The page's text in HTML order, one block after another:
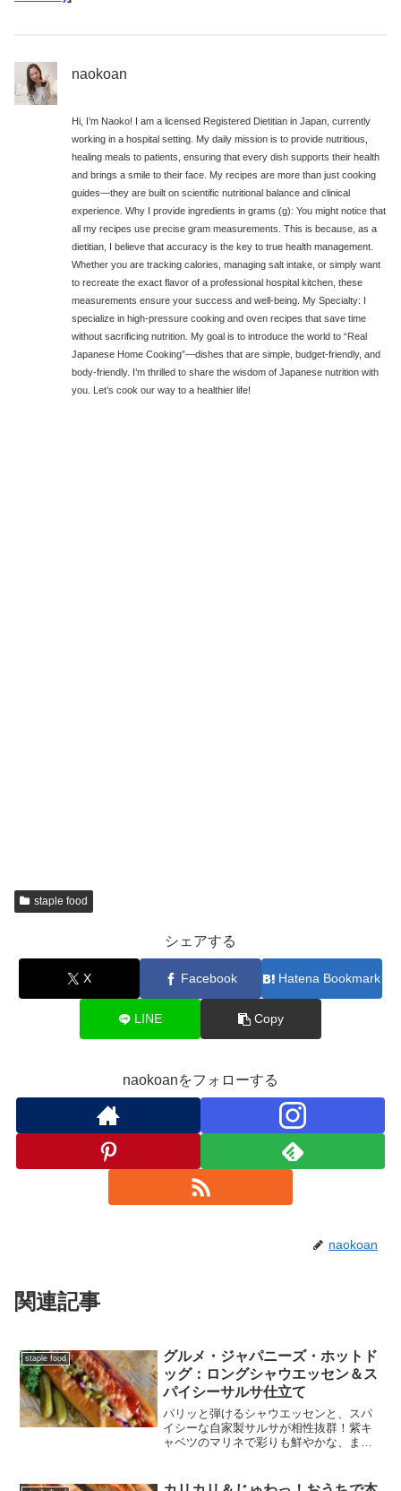
naokoan
Hi, I’m Naoko! I am a licensed Registered Dietitian in Japan, currently
working in a hospital setting. My daily mission is to provide nutritious,
healing meals to patients, ensuring that every dish supports their health
and brings a smile to their face. My recipes are more than just cooking
guides—they are built on scientific nutritional balance and clinical
experience. Why I provide ingredients in grams (g): You might notice that
all my recipes use precise gram measurements. This is because, as a
dietitian, I believe that accuracy is the key to true health management.
Whether you are tracking calories, managing salt intake, or simply want
to recreate the exact flavor of a professional hospital kitchen, these
measurements ensure your success and well-being. My Specialty: I
specialize in high-pressure cooking and oven recipes that save time
without sacrificing nutrition. My goal is to introduce the world to “Real
Japanese Home Cooking”—dishes that are simple, budget-friendly, and
body-friendly. I’m thrilled to share the wisdom of Japanese nutrition with
you. Let’s cook our way to a healthier life!
staple food
シェアする
X Facebook Hatena Bookmark
LINE Copy
naokoanをフォローする
naokoan
関連記事
staple food
グルメ・ジャパニーズ・ホットド
ッグ：ロングシャウエッセン＆ス
パイシーサルサ仕立て
パリッと弾けるシャウエッセンと、スパ
イシーな自家製サルサが相性抜群！紫キ
ャベツのマリネで彩りも鮮やかな、まる